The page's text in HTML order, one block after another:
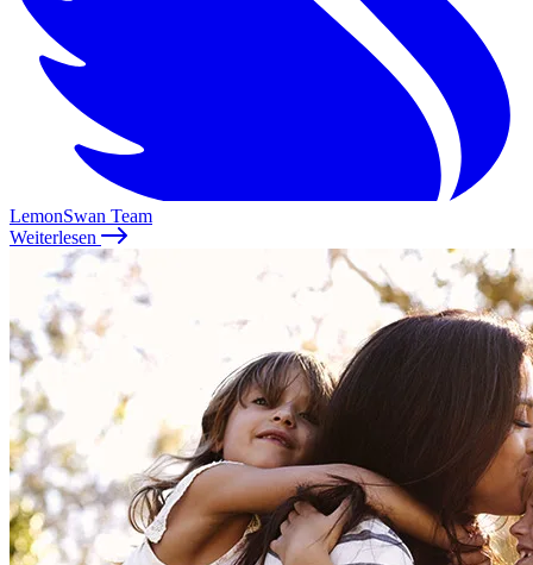
LemonSwan Team
Weiterlesen